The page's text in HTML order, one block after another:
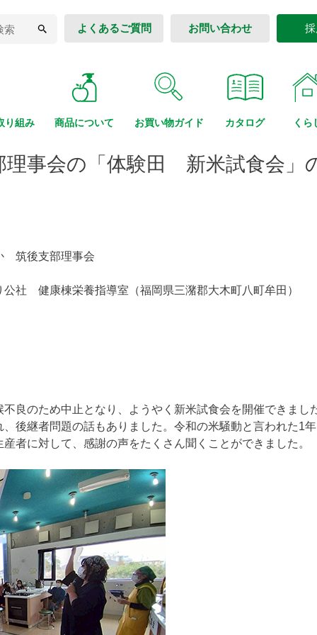
よくあるご質問 お問い合わせ
り組み 商品について お買い物ガイド カタログ くら
事会の「体験田 新米試食会」
筑後支部理事会
社 健康棟栄養指導室（福岡県三潴郡大木町八町牟田）
良のため中止となり、ようやく新米試食会を開催できまし
後継者問題の話もありました。令和の米騒動と言われた1
者に対して、感謝の声をたくさん聞くことができました。